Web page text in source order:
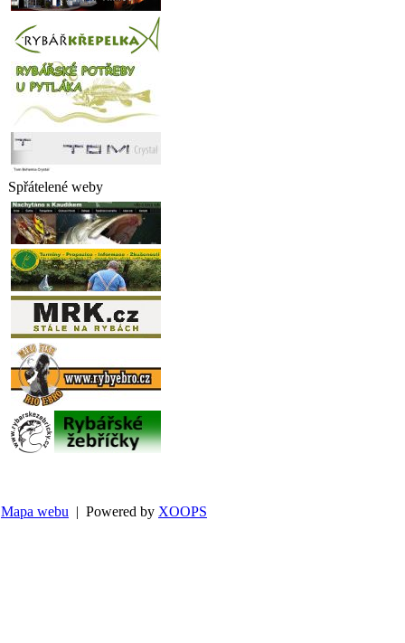
Spřátelené weby
Mapa webu | Powered by XOOPS